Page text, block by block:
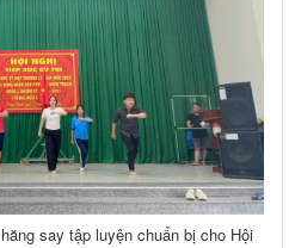
say tập luyện chuẩn bị cho Hội